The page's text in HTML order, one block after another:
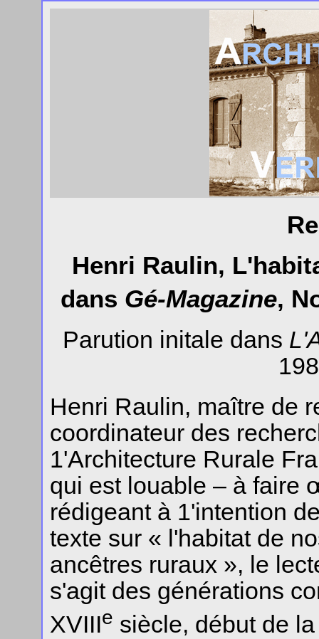
Henri Raulin,
dans Gé-Magazine,
Parution initale dans
Henri Raulin, maître de
coordinateur des
1'Architecture Rurale
qui est louable – à faire
rédigeant à 1'intention
texte sur « l'habitat de
ancêtres ruraux », le
s'agit des générations
XVIIIe siècle, début de